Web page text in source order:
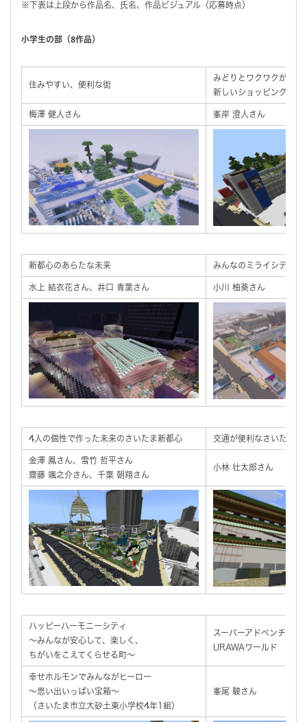
※下表は上段から作品名、氏名、作品ビジュアル（応募時点）
小学生の部（8作品）
住みやすい、便利な街
みどりとワクワクがいっ
新しいショッピングモー
梅澤 健人さん 峯岸 澄人さん
新都心のあらたな未来 みんなのミライシティ
水上 結衣花さん、井口 青葉さん 小川 柚葵さん
4人の個性で作った未来のさいたま新都心 交通が便利なさいたま
金澤 鳳さん、雪竹 哲平さん
齋藤 颯之介さん、千葉 朝翔さん
小林 壮太郎さん
ハッピーハーモニーシティ
～みんなが安心して、楽しく、
ちがいをこえてくらせる町～
スーパーアドベンチャー
URAWAワールド
幸せホルモンでみんながヒーロー
～思い出いっぱい宝箱～
（さいたま市立大砂土東小学校4年1組）
峯尾 駿さん